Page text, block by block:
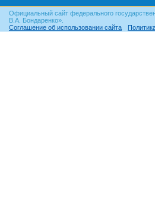
Официальный сайт федерального
В.А. Бондаренко».
Соглашение об использовании сайта